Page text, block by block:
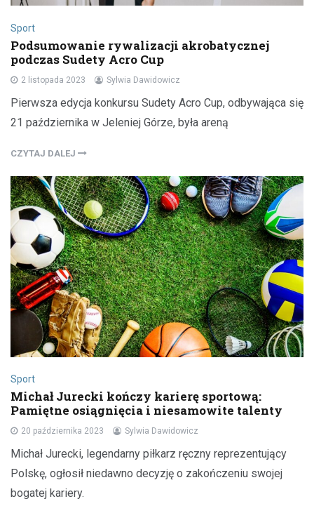
Sport
Podsumowanie rywalizacji akrobatycznej
podczas Sudety Acro Cup
2 listopada 2023 Sylwia Dawidowicz
Pierwsza edycja konkursu Sudety Acro Cup, odbywająca się
21 października w Jeleniej Górze, była areną
CZYTAJ DALEJ
Sport
Michał Jurecki kończy karierę sportową:
Pamiętne osiągnięcia i niesamowite talenty
20 października 2023 Sylwia Dawidowicz
Michał Jurecki, legendarny piłkarz ręczny reprezentujący
Polskę, ogłosił niedawno decyzję o zakończeniu swojej
bogatej kariery.